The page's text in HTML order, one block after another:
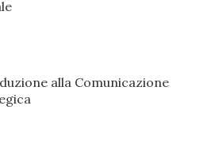
alla Comunicazione